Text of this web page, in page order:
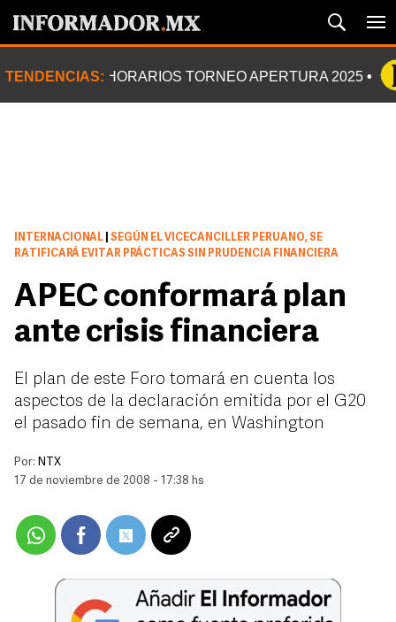
TENDENCIAS: HORARIOS TORNEO APERTURA 2025
INTERNACIONAL
SEGÚN EL VICECANCILLER PERUANO, SE
RATIFICARÁ EVITAR PRÁCTICAS SIN PRUDENCIA FINANCIERA
APEC conformará plan
ante crisis financiera
El plan de este Foro tomará en cuenta los
aspectos de la declaración emitida por el G20
el pasado fin de semana, en Washington
Por: NTX
17 de noviembre de 2008 - 17:38 hs